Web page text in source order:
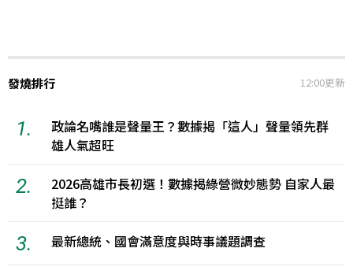
發燒排行 12:00更新
1.
政論名嘴誰是聲量王？數據揭「這人」聲量領先群
雄人氣超旺
2.
2026高雄市長初選！數據揭綠營微妙態勢 自家人最
挺誰？
3. 最新總統、國會滿意度與時事議題調查